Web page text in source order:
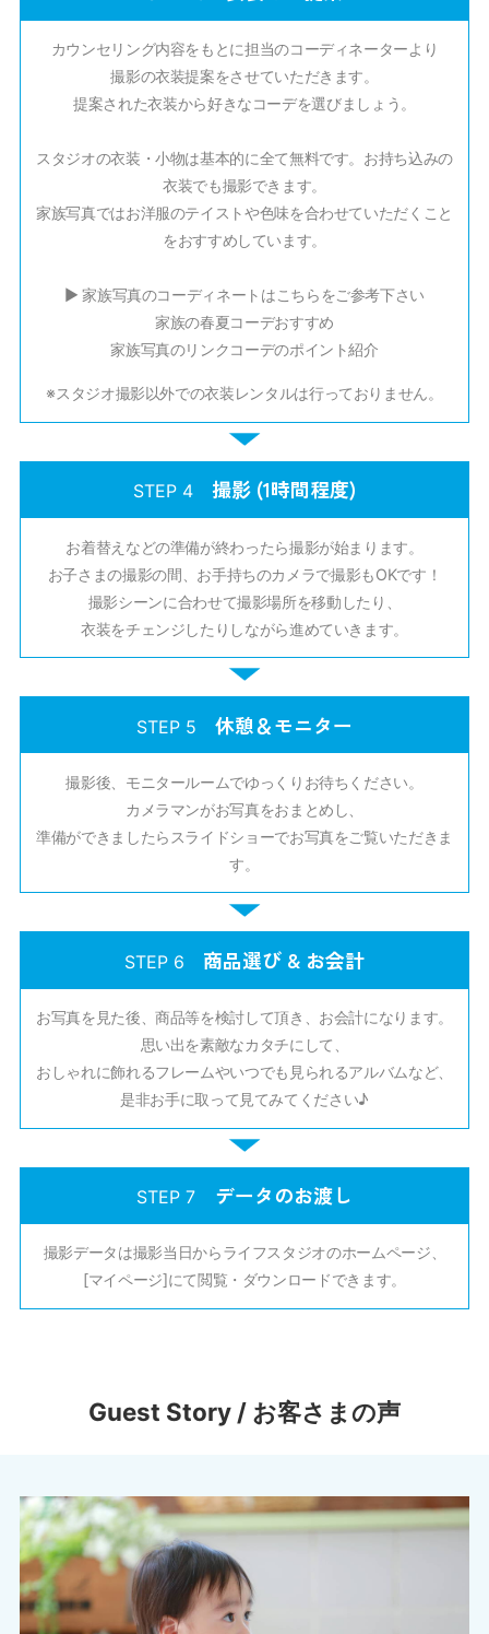
カウンセリング内容をもとに担当のコーディネーターより
撮影の衣装提案をさせていただきます。
提案された衣装から好きなコーデを選びましょう。
スタジオの衣装・小物は基本的に全て無料です。お持ち込みの
衣装でも撮影できます。
家族写真ではお洋服のテイストや色味を合わせていただくこと
をおすすめしています。
▶ 家族写真のコーディネートはこちらをご参考下さい
家族の春夏コーデおすすめ
家族写真のリンクコーデのポイント紹介
※スタジオ撮影以外での衣装レンタルは行っておりません。
STEP 4 撮影 (1時間程度)
お着替えなどの準備が終わったら撮影が始まります。
お子さまの撮影の間、お手持ちのカメラで撮影もOKです！
撮影シーンに合わせて撮影場所を移動したり、
衣装をチェンジしたりしながら進めていきます。
STEP 5 休憩＆モニター
撮影後、モニタールームでゆっくりお待ちください。
カメラマンがお写真をおまとめし、
準備ができましたらスライドショーでお写真をご覧いただきま
す。
STEP 6 商品選び & お会計
お写真を見た後、商品等を検討して頂き、お会計になります。
思い出を素敵なカタチにして、
おしゃれに飾れるフレームやいつでも見られるアルバムなど、
是非お手に取って見てみてください♪
STEP 7 データのお渡し
撮影データは撮影当日からライフスタジオのホームページ、
[マイページ]にて閲覧・ダウンロードできます。
Guest Story / お客さまの声